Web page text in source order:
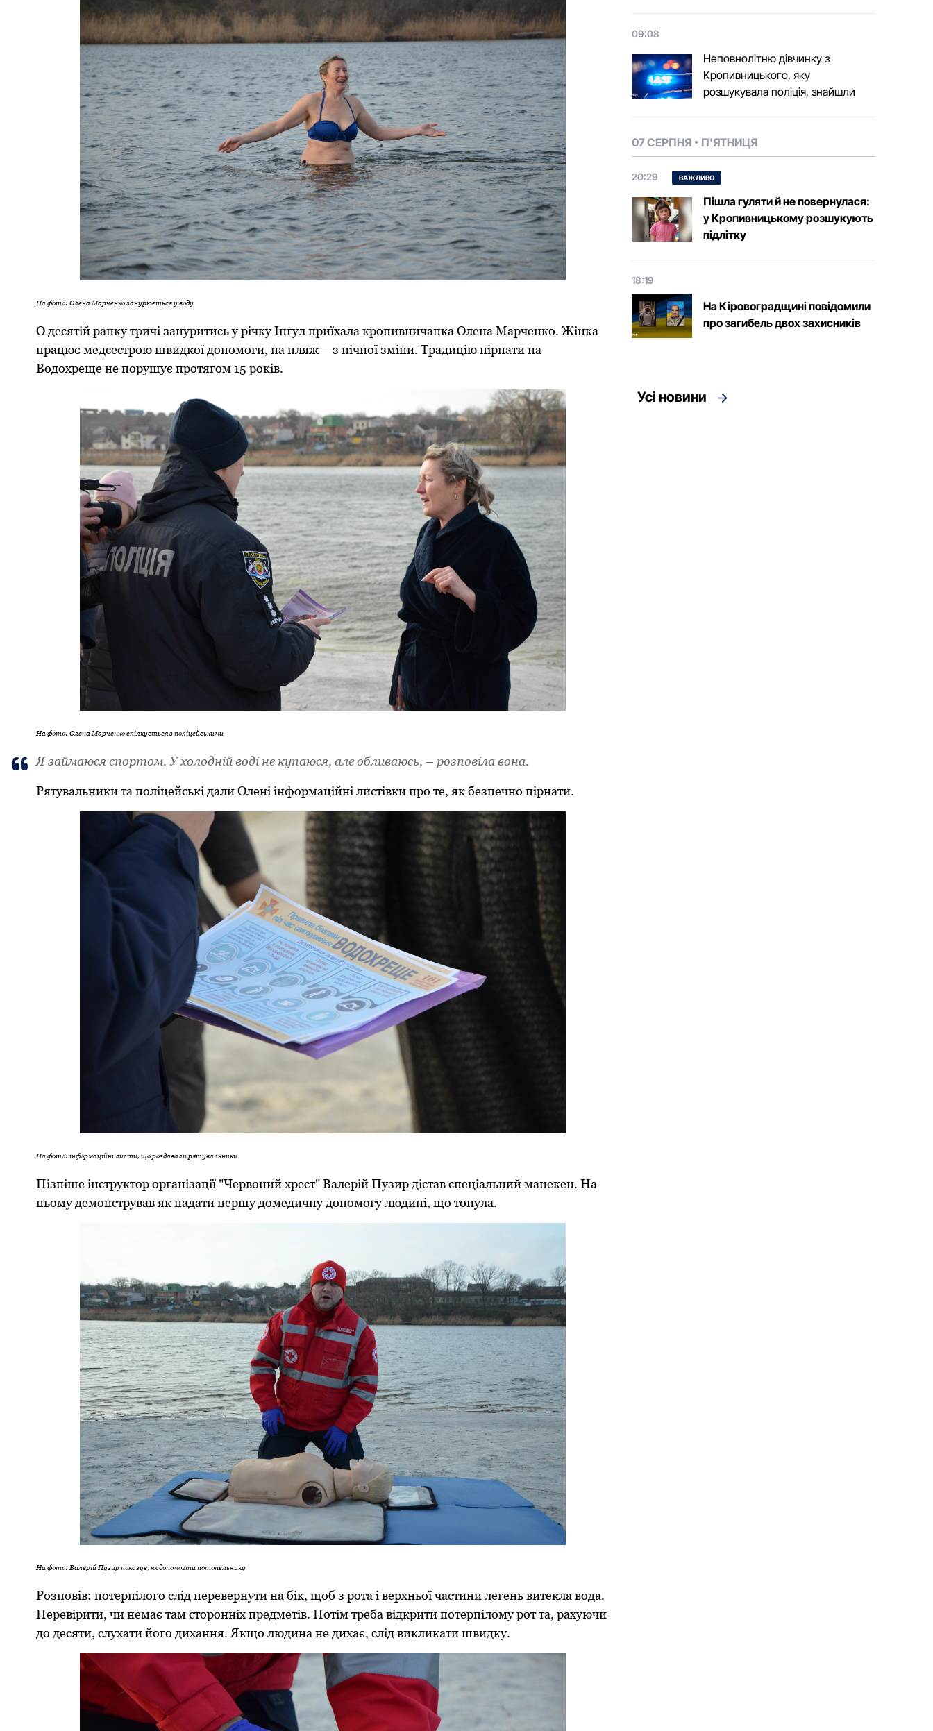
На фото: Олена Марченко занурюється у воду
О десятій ранку тричі зануритись у річку Інгул приїхала кропивничанка Олена Марченко. Жінка
працює медсестрою швидкої допомоги, на пляж – з нічної зміни. Традицію пірнати на
Водохреще не порушує протягом 15 років.
На фото: Олена Марченко спілкується з поліцейськими
Я займаюся спортом. У холодній воді не купаюся, але обливаюсь, – розповіла вона.
Рятувальники та поліцейські дали Олені інформаційні листівки про те, як безпечно пірнати.
На фото: інформаційні листи, що роздавали рятувальники
Пізніше інструктор організації "Червоний хрест" Валерій Пузир дістав спеціальний манекен. На
ньому демонстрував як надати першу домедичну допомогу людині, що тонула.
На фото: Валерій Пузир показує, як допомогти потопельнику
Розповів: потерпілого слід перевернути на бік, щоб з рота і верхньої частини легень витекла вода.
Перевірити, чи немає там сторонніх предметів. Потім треба відкрити потерпілому рот та, рахуючи
до десяти, слухати його дихання. Якщо людина не дихає, слід викликати швидку.
09:08
Неповнолітню дівчинку з
Кропивницького, яку
розшукувала поліція, знайшли
07 СЕРПНЯ П'ЯТНИЦЯ
20:29 ВАЖЛИВО
Пішла гуляти й не повернулася:
у Кропивницькому розшукують
підлітку
18:19
На Кіровоградщині повідомили
про загибель двох захисників
Усі новини